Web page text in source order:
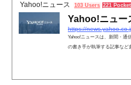
Yahoo!ニュース 103 Users 221
Yahoo!ニュー
https://
Yahoo!ニュースは、新聞・通
の書き手が執筆する記事など